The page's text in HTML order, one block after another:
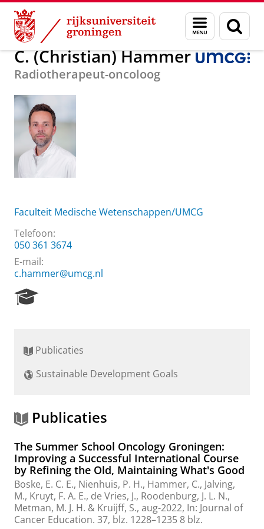
Skip
Content
Skip
Navigation
Menu
en
zoeken
Over ons C. (Christian) Hammer
C. (Christian) Hammer
Radiotherapeut-oncoloog
Faculteit Medische Wetenschappen/UMCG
Telefoon:
050 361 3674
E-mail:
c.hammer@umcg.nl
r
h
r
t
l
Publicaties
Sustainable Development Goals
Publicaties
The Summer School Oncology Groningen:
Improving a Successful International Course
by Refining the Old, Maintaining What's Good
Boske, E. C. E., Nienhuis, P. H., Hammer, C., Jalving,
M., Kruyt, F. A. E., de Vries, J., Roodenburg, J. L. N.,
Metman, M. J. H. & Kruijff, S., aug-2022, In: Journal of
Cancer Education. 37, blz. 1228–1235 8 blz.